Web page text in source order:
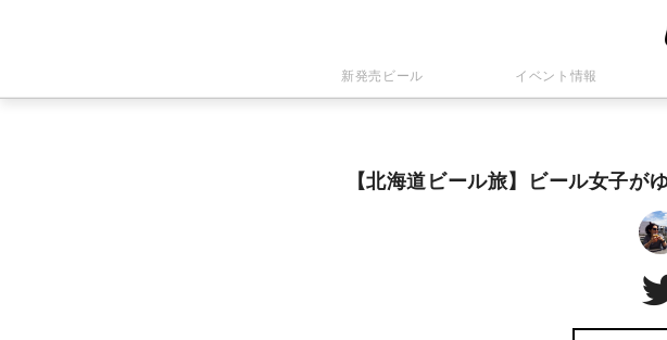
新発売ビール イベント情報
【北海道ビール旅】ビール女子が